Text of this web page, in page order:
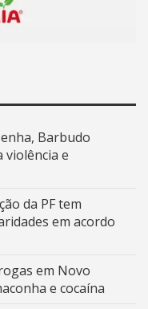
Barbudo
violência e
da PF tem
em acordo
em Novo
e cocaína